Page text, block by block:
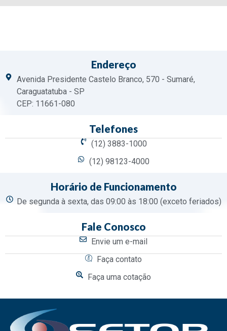
Endereço
Avenida Presidente Castelo Branco, 570 - Sumaré,
Caraguatatuba - SP
CEP: 11661-080
Telefones
(12) 3883-1000
(12) 98123-4000
Horário de Funcionamento
De segunda à sexta, das 09:00 às 18:00 (exceto feriados)
Fale Conosco
Envie um e-mail
Faça contato
Faça uma cotação